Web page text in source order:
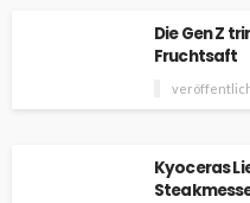
Die Gen Z
Fruchtsaft
Kyoceras